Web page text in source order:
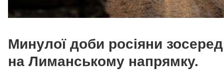
Минулої доби росіяни
на Лиманському напрямку.